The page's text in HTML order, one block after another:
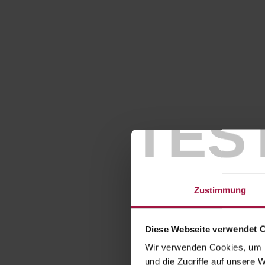
Zustimmung
Diese Webseite verwendet
Wir verwenden Cookies,
und die Zugriffe auf unsere